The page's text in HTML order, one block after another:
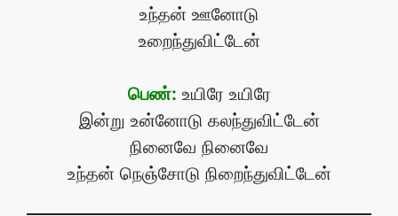
உந்தன் ஊனோடு
உறைந்துவிட்டேன்
பெண்: உயிரே உயிரே
இன்று உன்னோடு கலந்துவிட்டேன்
நினைவே நினைவே
உந்தன் நெஞ்சோடு நிறைந்துவிட்டேன்